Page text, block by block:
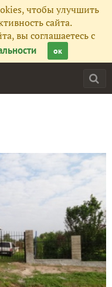
чтобы улучшить
сайта.
вы соглашаетесь с
ок
80